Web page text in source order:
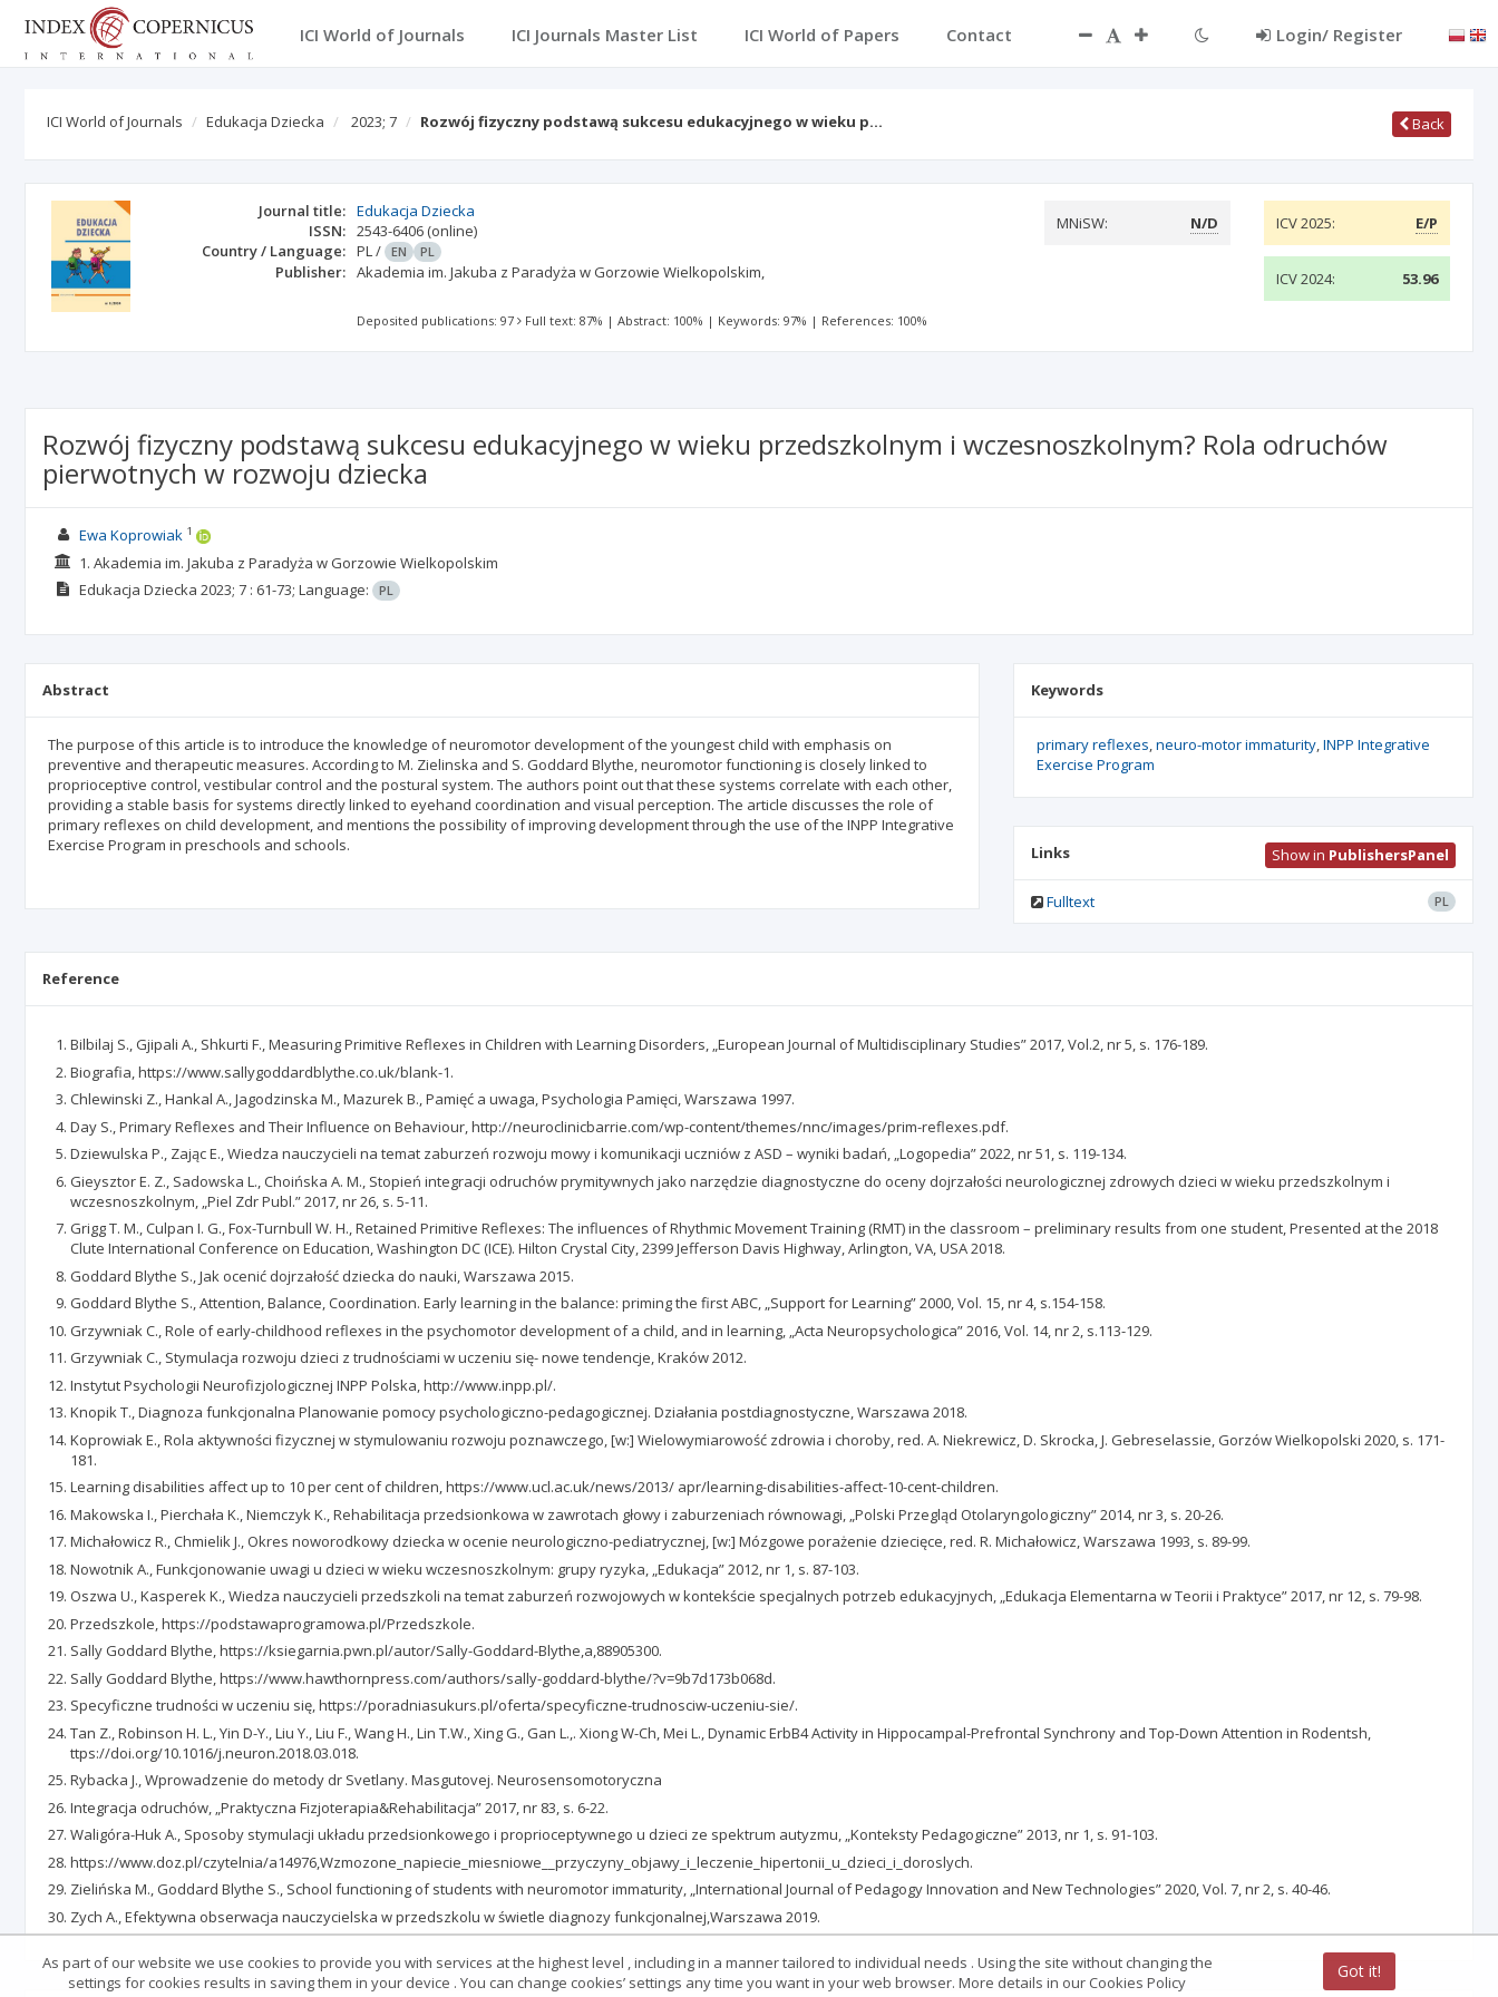
ICI World of Journals ICI Journals Master List ICI World of Papers Contact Login/ Register
ICI World of Journals Edukacja Dziecka 2023; 7 Rozwój fizyczny podstawą sukcesu edukacyjnego w wieku p… Back
Journal title: Edukacja Dziecka
ISSN: 2543-6406 (online)
Country / Language: PL/ EN PL
Publisher: Akademia im. Jakuba z Paradyża w Gorzowie Wielkopolskim,
MNiSW: N/D ICV 2025: E/P
ICV 2024: 53.96
Deposited publications: 97 Full text: 87% |Abstract: 100% | Keywords: 97% | References: 100%
Rozwój fizyczny podstawą sukcesu edukacyjnego w wieku przedszkolnym i wczesnoszkolnym? Rola odruchów
pierwotnych w rozwoju dziecka
Ewa Koprowiak 1
1. Akademia im. Jakuba z Paradyża w Gorzowie Wielkopolskim
Edukacja Dziecka 2023; 7 : 61-73; Language: PL
Abstract
The purpose of this article is to introduce the knowledge of neuromotor development of the youngest child with emphasis on
preventive and therapeutic measures. According to M. Zielinska and S. Goddard Blythe, neuromotor functioning is closely linked to
proprioceptive control, vestibular control and the postural system. The authors point out that these systems correlate with each other,
providing a stable basis for systems directly linked to eyehand coordination and visual perception. The article discusses the role of
primary reflexes on child development, and mentions the possibility of improving development through the use of the INPP Integrative
Exercise Program in preschools and schools.
Keywords
primary reflexes neuro-motor immaturity INPP Integrative
Exercise Program
Links Show in PublishersPanel
Fulltext PL
Reference
Bilbilaj S., Gjipali A., Shkurti F., Measuring Primitive Reflexes in Children with Learning Disorders, „European Journal of Multidisciplinary Studies” 2017, Vol.2, nr 5, s. 176-189.
Biografia, https://www.sallygoddardblythe.co.uk/blank-1.
Chlewinski Z., Hankal A., Jagodzinska M., Mazurek B., Pamięć a uwaga, Psychologia Pamięci, Warszawa 1997.
Day S., Primary Reflexes and Their Influence on Behaviour, http://neuroclinicbarrie.com/wp-content/themes/nnc/images/prim-reflexes.pdf.
Dziewulska P., Zając E., Wiedza nauczycieli na temat zaburzeń rozwoju mowy i komunikacji uczniów z ASD – wyniki badań, „Logopedia” 2022, nr 51, s. 119-134.
Gieysztor E. Z., Sadowska L., Choińska A. M., Stopień integracji odruchów prymitywnych jako narzędzie diagnostyczne do oceny dojrzałości neurologicznej zdrowych dzieci w wieku przedszkolnym i
wczesnoszkolnym, „Piel Zdr Publ.” 2017, nr 26, s. 5-11.
Grigg T. M., Culpan I. G., Fox-Turnbull W. H., Retained Primitive Reflexes: The influences of Rhythmic Movement Training (RMT) in the classroom – preliminary results from one student, Presented at the 2018
Clute International Conference on Education, Washington DC (ICE). Hilton Crystal City, 2399 Jefferson Davis Highway, Arlington, VA, USA 2018.
Goddard Blythe S., Jak ocenić dojrzałość dziecka do nauki, Warszawa 2015.
Goddard Blythe S., Attention, Balance, Coordination. Early learning in the balance: priming the first ABC, „Support for Learning” 2000, Vol. 15, nr 4, s.154-158.
Grzywniak C., Role of early-childhood reflexes in the psychomotor development of a child, and in learning, „Acta Neuropsychologica” 2016, Vol. 14, nr 2, s.113-129.
Grzywniak C., Stymulacja rozwoju dzieci z trudnościami w uczeniu się- nowe tendencje, Kraków 2012.
Instytut Psychologii Neurofizjologicznej INPP Polska, http://www.inpp.pl/.
Knopik T., Diagnoza funkcjonalna Planowanie pomocy psychologiczno-pedagogicznej. Działania postdiagnostyczne, Warszawa 2018.
Koprowiak E., Rola aktywności fizycznej w stymulowaniu rozwoju poznawczego, [w:] Wielowymiarowość zdrowia i choroby, red. A. Niekrewicz, D. Skrocka, J. Gebreselassie, Gorzów Wielkopolski 2020, s. 171-
181.
Learning disabilities affect up to 10 per cent of children, https://www.ucl.ac.uk/news/2013/ apr/learning-disabilities-affect-10-cent-children.
Makowska I., Pierchała K., Niemczyk K., Rehabilitacja przedsionkowa w zawrotach głowy i zaburzeniach równowagi, „Polski Przegląd Otolaryngologiczny” 2014, nr 3, s. 20-26.
Michałowicz R., Chmielik J., Okres noworodkowy dziecka w ocenie neurologiczno-pediatrycznej, [w:] Mózgowe porażenie dziecięce, red. R. Michałowicz, Warszawa 1993, s. 89-99.
Nowotnik A., Funkcjonowanie uwagi u dzieci w wieku wczesnoszkolnym: grupy ryzyka, „Edukacja” 2012, nr 1, s. 87-103.
Oszwa U., Kasperek K., Wiedza nauczycieli przedszkoli na temat zaburzeń rozwojowych w kontekście specjalnych potrzeb edukacyjnych, „Edukacja Elementarna w Teorii i Praktyce” 2017, nr 12, s. 79-98.
Przedszkole, https://podstawaprogramowa.pl/Przedszkole.
Sally Goddard Blythe, https://ksiegarnia.pwn.pl/autor/Sally-Goddard-Blythe,a,88905300.
Sally Goddard Blythe, https://www.hawthornpress.com/authors/sally-goddard-blythe/?v=9b7d173b068d.
Specyficzne trudności w uczeniu się, https://poradniasukurs.pl/oferta/specyficzne-trudnosciw-uczeniu-sie/.
Tan Z., Robinson H. L., Yin D-Y., Liu Y., Liu F., Wang H., Lin T.W., Xing G., Gan L.,. Xiong W-Ch, Mei L., Dynamic ErbB4 Activity in Hippocampal-Prefrontal Synchrony and Top-Down Attention in Rodentsh,
ttps://doi.org/10.1016/j.neuron.2018.03.018.
Rybacka J., Wprowadzenie do metody dr Svetlany. Masgutovej. Neurosensomotoryczna
Integracja odruchów, „Praktyczna Fizjoterapia&Rehabilitacja” 2017, nr 83, s. 6-22.
Waligóra-Huk A., Sposoby stymulacji układu przedsionkowego i proprioceptywnego u dzieci ze spektrum autyzmu, „Konteksty Pedagogiczne” 2013, nr 1, s. 91-103.
https://www.doz.pl/czytelnia/a14976,Wzmozone_napiecie_miesniowe__przyczyny_objawy_i_leczenie_hipertonii_u_dzieci_i_doroslych.
Zielińska M., Goddard Blythe S., School functioning of students with neuromotor immaturity, „International Journal of Pedagogy Innovation and New Technologies” 2020, Vol. 7, nr 2, s. 40-46.
Zych A., Efektywna obserwacja nauczycielska w przedszkolu w świetle diagnozy funkcjonalnej,Warszawa 2019.
As part of our website we use cookies to provide you with services at the highest level , including in a manner tailored to individual needs . Using the site without changing the
settings for cookies results in saving them in your device . You can change cookies’ settings any time you want in your web browser. More details in our Cookies Policy
Got it!